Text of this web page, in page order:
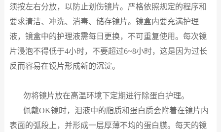
须按左右分放，以防止划伤镜片。严格依照规定的程序和
要求清洁、冲洗、消毒、储存镜片。镜盒内要充满护理
液，镜盒中的护理液需每日更换，不可重复使用。每次镜
片浸泡不得低于4小时，不要超过6~8小时，这是因为过长
反而容易在镜片形成新的沉淀。
勿将镜片放在高温环境下定期进行除蛋白护理。
佩戴OK镜时，泪液中的脂质和蛋白质会附着在镜片内
表面的弧段上，并形成一层厚薄不均的蛋白膜。每天的镜